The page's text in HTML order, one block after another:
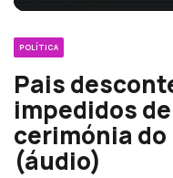
POLÍTICA
Pais
impedidos
cerimónia
(áudio)